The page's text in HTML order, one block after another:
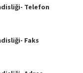
Telefon
Faks